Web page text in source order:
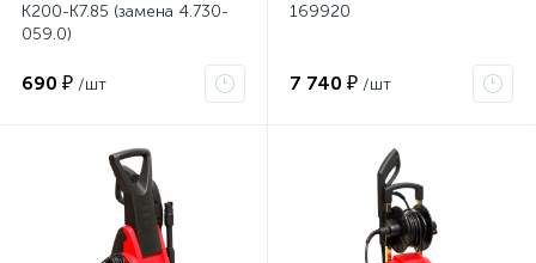
К200-К7.85 (замена 4.730-
059.0)
690 ₽ /шт
169920
7 740 ₽ /шт